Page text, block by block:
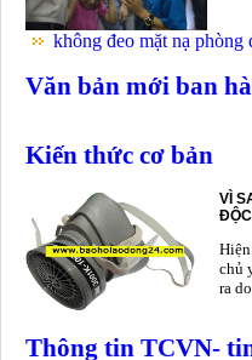
không đeo mặt nạ phòng
Văn bản mới ban
Kiến thức cơ bản
VÌ
ĐỘC
chủ
ra
Thông tin TCVN-